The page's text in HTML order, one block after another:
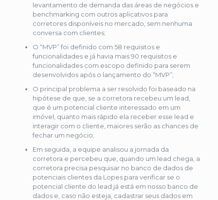
levantamento de demanda das áreas de negócios e
benchmarking com outros aplicativos para
corretores disponíveis no mercado, sem nenhuma
conversa com clientes;
O “MVP” foi definido com 58 requisitos e
funcionalidades e já havia mais 90 requisitos e
funcionalidades com escopo definido para serem
desenvolvidos após o lançamento do “MVP”;
O principal problema a ser resolvido foi baseado na
hipótese de que, se a corretora recebeu um lead,
que é um potencial cliente interessado em um
imóvel, quanto mais rápido ela receber esse lead e
interagir com o cliente, maiores serão as chances de
fechar um negócio;
Em seguida, a equipe analisou a jornada da
corretora e percebeu que, quando um lead chega, a
corretora precisa pesquisar no banco de dados de
potenciais clientes da Lopes para verificar se o
potencial cliente do lead já está em nosso banco de
dados e, caso não esteja, cadastrar seus dados em